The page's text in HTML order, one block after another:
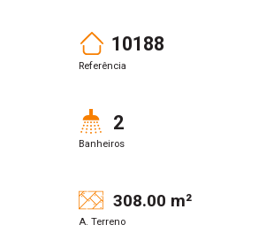
10188
Referência
2
Banheiros
308.00 m²
A. Terreno